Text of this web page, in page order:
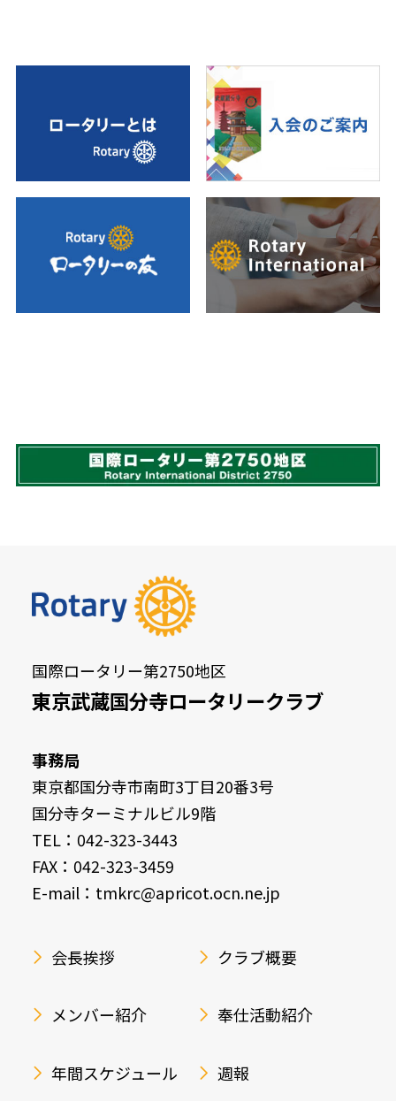
国際ロータリー第2750地区
東京武蔵国分寺ロータリークラブ
事務局
東京都国分寺市南町3丁目20番3号
国分寺ターミナルビル9階
TEL：042-323-3443
FAX：042-323-3459
E-mail：tmkrc@apricot.ocn.ne.jp
会長挨拶 クラブ概要
メンバー紹介 奉仕活動紹介
年間スケジュール 週報